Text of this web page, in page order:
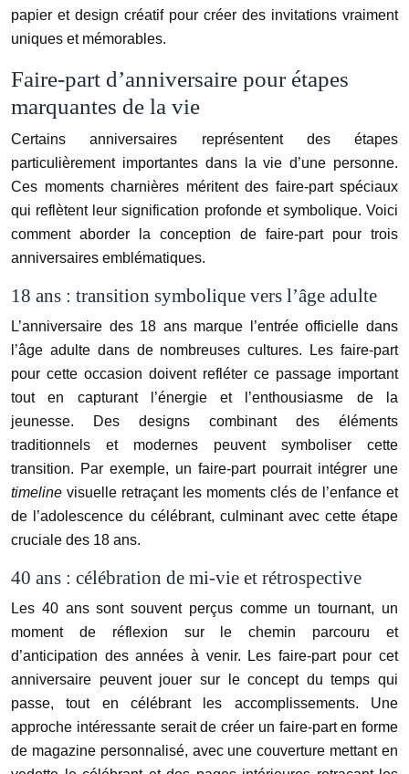
papier et design créatif pour créer des invitations vraiment
uniques et mémorables.
Faire-part d’anniversaire pour étapes
marquantes de la vie
Certains anniversaires représentent des étapes
particulièrement importantes dans la vie d’une personne.
Ces moments charnières méritent des faire-part spéciaux
qui reflètent leur signification profonde et symbolique. Voici
comment aborder la conception de faire-part pour trois
anniversaires emblématiques.
18 ans : transition symbolique vers l’âge adulte
L’anniversaire des 18 ans marque l’entrée officielle dans
l’âge adulte dans de nombreuses cultures. Les faire-part
pour cette occasion doivent refléter ce passage important
tout en capturant l’énergie et l’enthousiasme de la
jeunesse. Des designs combinant des éléments
traditionnels et modernes peuvent symboliser cette
transition. Par exemple, un faire-part pourrait intégrer une
timeline visuelle retraçant les moments clés de l’enfance et
de l’adolescence du célébrant, culminant avec cette étape
cruciale des 18 ans.
40 ans : célébration de mi-vie et rétrospective
Les 40 ans sont souvent perçus comme un tournant, un
moment de réflexion sur le chemin parcouru et
d’anticipation des années à venir. Les faire-part pour cet
anniversaire peuvent jouer sur le concept du temps qui
passe, tout en célébrant les accomplissements. Une
approche intéressante serait de créer un faire-part en forme
de magazine personnalisé, avec une couverture mettant en